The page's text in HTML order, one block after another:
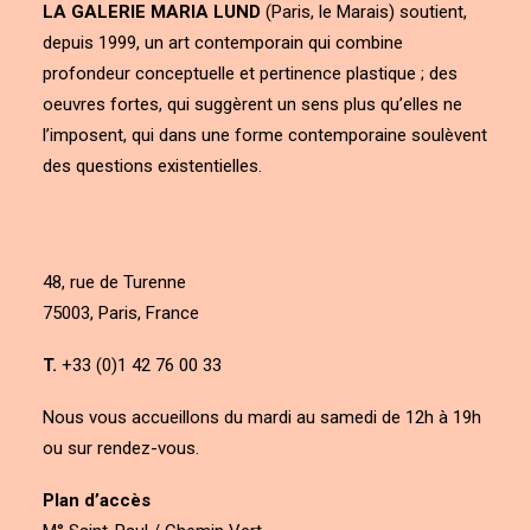
LA GALERIE MARIA LUND (Paris, le Marais) soutient,
depuis 1999, un art contemporain qui combine
profondeur conceptuelle et pertinence plastique ; des
oeuvres fortes, qui suggèrent un sens plus qu’elles ne
l’imposent, qui dans une forme contemporaine soulèvent
des questions existentielles.
48, rue de Turenne
75003, Paris, France
T. +33 (0)1 42 76 00 33
Nous vous accueillons du mardi au samedi de 12h à 19h
ou sur rendez-vous.
Plan d’accès